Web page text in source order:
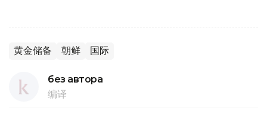
黄金储备 朝鲜 国际
без автора
编译